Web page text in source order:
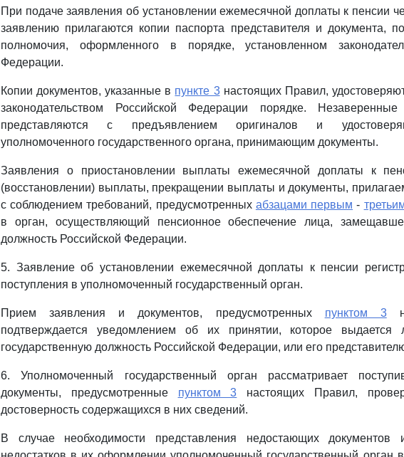
При подаче заявления об установлении ежемесячной доплаты к пенсии
заявлению прилагаются копии паспорта представителя и документа,
полномочия, оформленного в порядке, установленном
Федерации.
Копии документов, указанные в пункте 3настоящих Правил,
законодательством Российской Федерации порядке.
представляются с предъявлением оригиналов и
уполномоченного государственного органа, принимающим документы.
Заявления о приостановлении выплаты ежемесячной доплаты к
(восстановлении) выплаты, прекращении выплаты и документы,
с соблюдением требований, предусмотренных абзацами первым -
в орган, осуществляющий пенсионное обеспечение лица,
должность Российской Федерации.
5. Заявление об установлении ежемесячной доплаты к пенсии
поступления в уполномоченный государственный орган.
Прием заявления и документов, предусмотренных пунктом 3
подтверждается уведомлением об их принятии, которое выдается
государственную должность Российской Федерации, или его
6. Уполномоченный государственный орган рассматривает
документы, предусмотренные пунктом 3 настоящих Правил,
достоверность содержащихся в них сведений.
В случае необходимости представления недостающих документов